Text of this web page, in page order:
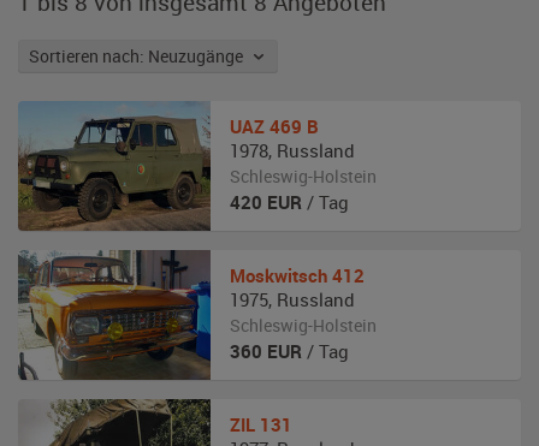
Sortieren nach: Neuzugänge
UAZ 469 B
1978, Russland
Schleswig-Holstein
420 EUR / Tag
Moskwitsch 412
1975, Russland
Schleswig-Holstein
360 EUR / Tag
ZIL 131